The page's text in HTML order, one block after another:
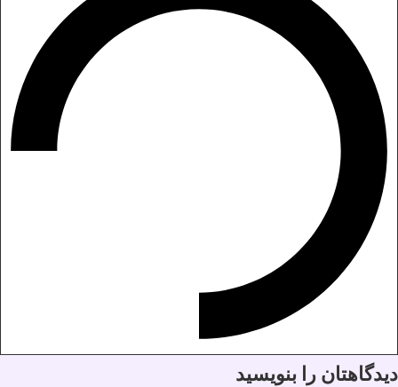
دیدگاهتان را بنویسید